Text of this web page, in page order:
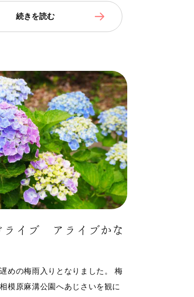
続きを読む
ライブ アライブかな
めの梅雨入りとなりました。 梅
模原麻溝公園へあじさいを観に